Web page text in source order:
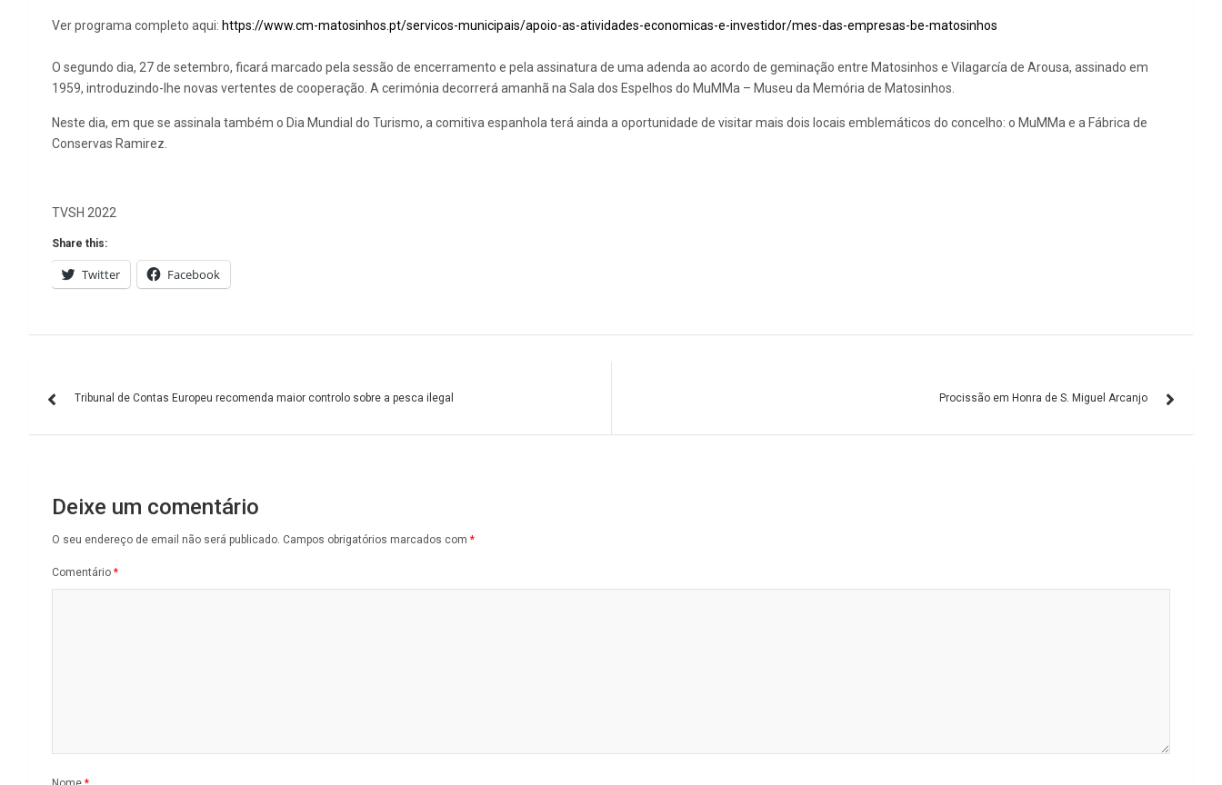
Ver programa completo aqui: https://www.cm-matosinhos.pt/servicos-municipais/apoio-as-atividades-economicas-e-investidor/mes-das-empresas-be-matosinhos
O segundo dia, 27 de setembro, ficará marcado pela sessão de encerramento e pela assinatura de uma adenda ao acordo de geminação entre Matosinhos e Vilagarcía de Arousa, assinado em
1959, introduzindo-lhe novas vertentes de cooperação. A cerimónia decorrerá amanhã na Sala dos Espelhos do MuMMa – Museu da Memória de Matosinhos.
Neste dia, em que se assinala também o Dia Mundial do Turismo, a comitiva espanhola terá ainda a oportunidade de visitar mais dois locais emblemáticos do concelho: o MuMMa e a Fábrica de
Conservas Ramirez.
TVSH 2022
Share this:
Twitter Facebook
de
Tribunal de Contas Europeu recomenda maior controlo sobre a pesca ilegal Procissão em Honra de S. Miguel Arcanjo
Deixe um comentário
O seu endereço de email não será publicado. Campos obrigatórios marcados com *
Comentário *